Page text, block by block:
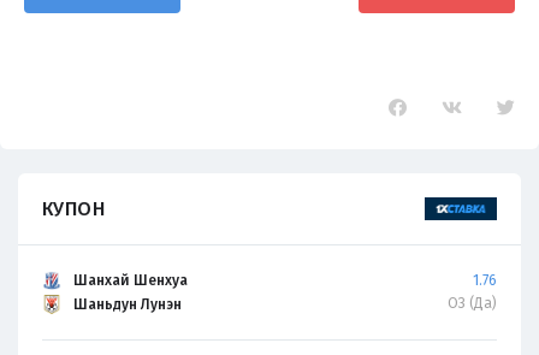
КУПОН
Шанхай Шенхуа
Шаньдун Лунэн
1.76
ОЗ (Да)